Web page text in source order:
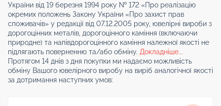
України від 19 березня 1994 року № 172 «Про реалізацію
окремих положень Закону України «Про захист прав
споживачів» у редакції від 07.12.2005 року, ювелірні вироби з
дорогоцінних металів, дорогоцінного каміння (включаючи
природне) та напівдорогоцінного каміння належної якості не
підлягають поверненню та/або обміну. Докладніше...
Протягом 14 днів з дня покупки ми надаємо можливість
обміну Вашого ювелірного виробу на виріб аналогічної якості
за дотримання наступних умов: